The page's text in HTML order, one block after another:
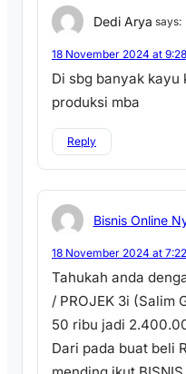
Dedi Arya says:
18 November 2024 at
Di sbg banyak kayu
produksi mba
Reply
Bisnis Online
18 November 2024 at
Tahukah anda
/ PROJEK 3i (Salim
50 ribu jadi
Dari pada buat beli